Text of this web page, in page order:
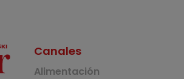
Canales
Alimentación